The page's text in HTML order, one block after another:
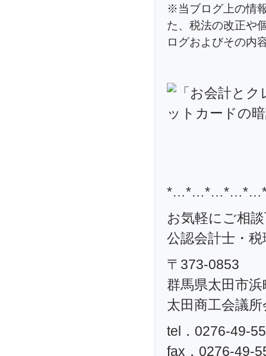
※当ブログ上の情
た、税法の改正や
ログおよびその内
お気軽にご相
公認会計士・
〒373-0853
群馬県太田市
太田商工会議
tel．0276-49-
fax．0276-49-